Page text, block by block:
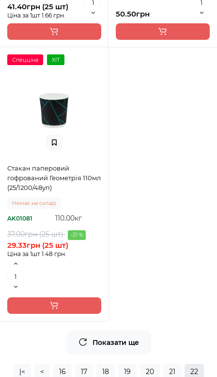
41.40грн (25 шт)
Ціна за 1шт 1.66 грн. 50.50грн
Спецціна ХІТ
Стакан паперовий
гофрований Геометрія 110мл
(25/1200/48уп)
Немає на складі
AK01081
110.00кг
37.00грн (25 шт)
-21 %
29.33грн (25 шт)
Ціна за 1шт 1.48 грн.
Показати ще
|< < 16 17 18 19 20 21
22